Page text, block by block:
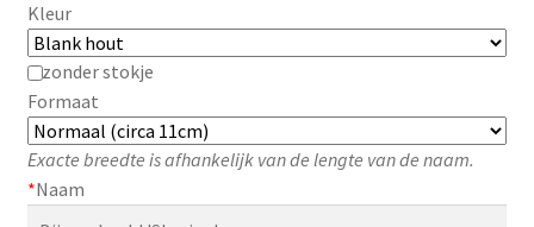
Kleur
zonder stokje
Formaat
Exacte breedte is afhankelijk van de lengte van de naam.
*Naam